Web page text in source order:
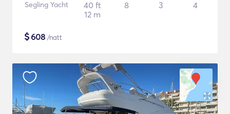
Segling Yacht
40 ft
12 m
8 3 4
$608 /natt